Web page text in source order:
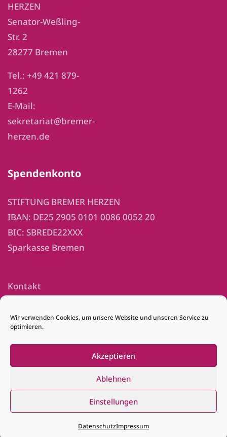
Wir verwenden Cookies, um unsere Website und unseren Service zu
optimieren.
Akzeptieren
Ablehnen
Einstellungen
DatenschutzImpressum
HERZEN
Senator-Weßling-
Str. 2
28277 Bremen
Tel.: +49 421 879-
1262
E-Mail:
sekretariat@bremer-
herzen.de
Spendenkonto
STIFTUNG BREMER HERZEN
IBAN: DE25 2905 0101 0086 0052 20
BIC: SBREDE22XXX
Sparkasse Bremen
Kontakt
Datenschutz
© STIFTUNG BREMER HERZEN